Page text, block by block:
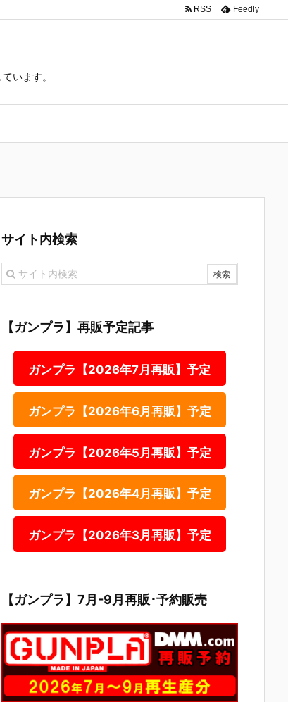
います。
RSS Feedly
サイト内検索
【ガンプラ】再販予定記事
ガンプラ【2026年7月再販】予定
ガンプラ【2026年6月再販】予定
ガンプラ【2026年5月再販】予定
ガンプラ【2026年4月再販】予定
ガンプラ【2026年3月再販】予定
【ガンプラ】7月-9月再販･予約販売